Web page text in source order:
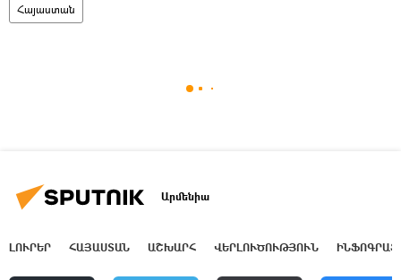
Հայաստան
Արմենիա
ԼՈՒՐԵՐ ՀԱՅԱՍՏԱՆ ԱՇԽԱՐՀ ՎԵՐԼՈՒԾՈՒԹՅՈՒՆ